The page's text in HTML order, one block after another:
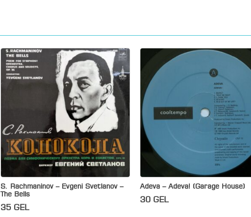
S. Rachmaninov – Evgeni Svetlanov –
The Bells
35 GEL
Adeva – Adeva! (Garage House)
30 GEL